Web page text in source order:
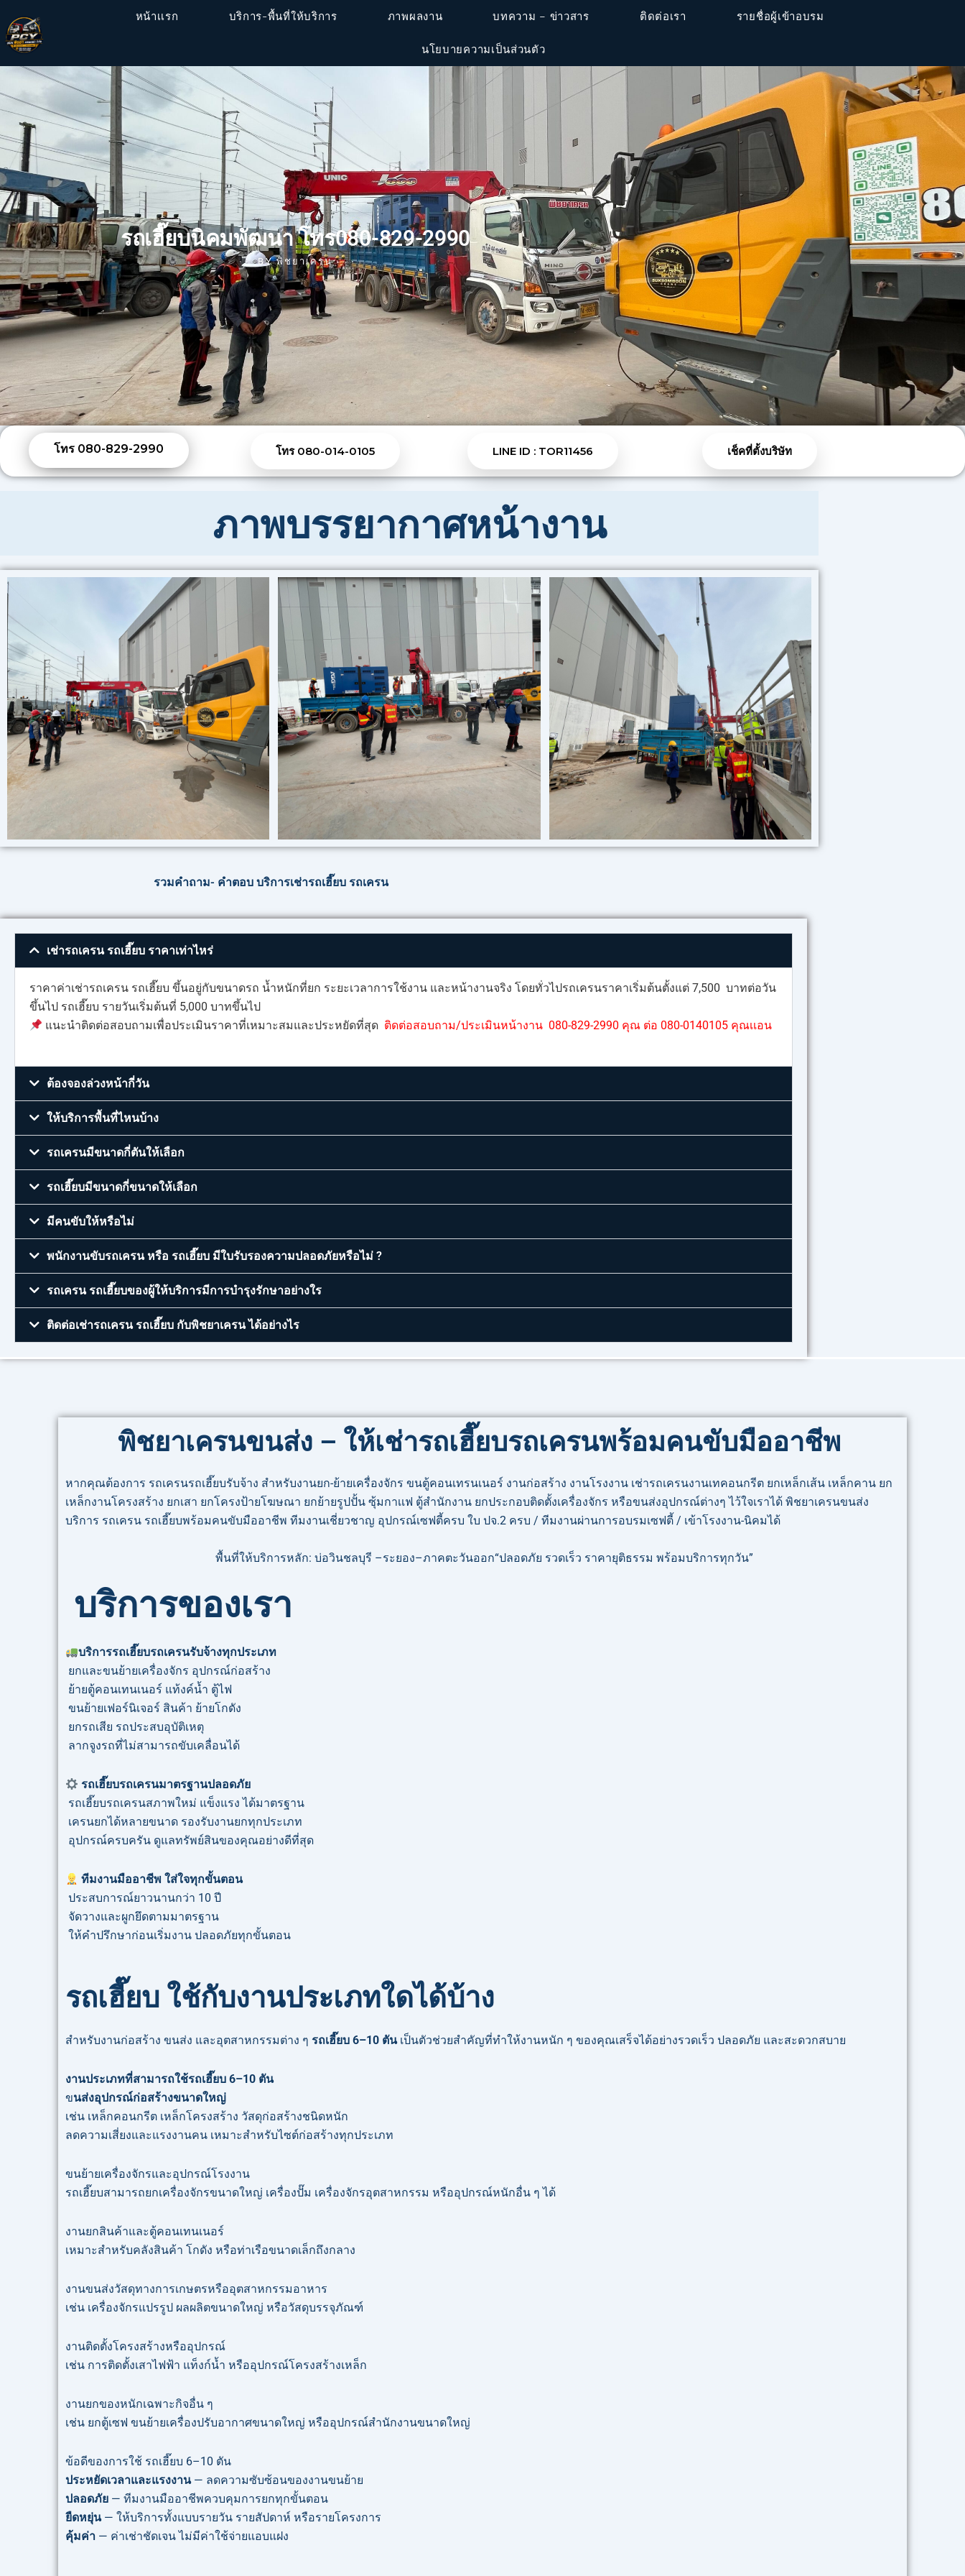
หน้าเเรก บริการ-พื้นที่ให้บริการ ภาพผลงาน บทความ – ข่าวสาร ติดต่อเรา รายชื่อผู้เข้าอบรม
นโยบายความเป็นส่วนตัว
รถเฮี๊ยบนิคมพัฒนา โทร080-829-2990
BYพิชยาเครน
โทร 080-829-2990 โทร 080-014-0105 LINE ID : TOR11456 เช็คที่ตั้งบริษัท
ภาพบรรยากาศหน้างาน
รวมคำถาม- คำตอบ บริการเช่ารถเฮี๊ยบ รถเครน
เช่ารถเครน รถเฮี๊ยบ ราคาเท่าไหร่
ราคาค่าเช่ารถเครน รถเฮี๊ยบ ขึ้นอยู่กับขนาดรถ น้ำหนักที่ยก ระยะเวลาการใช้งาน และหน้างานจริง โดยทั่วไปรถเครนราคาเริ่มต้นตั้งแต่ 7,500 บาทต่อวัน
ขึ้นไป รถเฮี๊ยบ รายวันเริ่มต้นที่ 5,000 บาทขึ้นไป
แนะนำติดต่อสอบถามเพื่อประเมินราคาที่เหมาะสมและประหยัดที่สุด ติดต่อสอบถาม/ประเมินหน้างาน 080-829-2990 คุณ ต่อ 080-0140105 คุณเเอน
ต้องจองล่วงหน้ากี่วัน
ให้บริการพื้นที่ไหนบ้าง
รถเครนมีขนาดกี่ตันให้เลือก
รถเฮี๊ยบมีขนาดกี่ขนาดให้เลือก
มีคนขับให้หรือไม่
พนักงานขับรถเครน หรือ รถเฮี๊ยบ มีใบรับรองความปลอดภัยหรือไม่ ?
รถเครน รถเฮี๊ยบของผู้ให้บริการมีการบำรุงรักษาอย่างใร
ติดต่อเช่ารถเครน รถเฮี๊ยบ กับพิชยาเครน ได้อย่างไร
พิชยาเครนขนส่ง – ให้เช่ารถเฮี๊ยบรถเครนพร้อมคนขับมืออาชีพ
หากคุณต้องการ รถเครนรถเฮี๊ยบรับจ้าง สำหรับงานยก-ย้ายเครื่องจักร ขนตู้คอนเทรนเนอร์ งานก่อสร้าง งานโรงงาน เช่ารถเครนงานเทคอนกรีต ยกเหล็กเส้น เหล็กคาน ยก
เหล็กงานโครงสร้าง ยกเสา ยกโครงป้ายโฆษณา ยกย้ายรูปปั้น ซุ้มกาเเฟ ตู้สำนักงาน ยกประกอบติดตั้งเครื่องจักร หรือขนส่งอุปกรณ์ต่างๆ ไว้ใจเราได้ พิชยาเครนขนส่ง
บริการ รถเครน รถเฮี๊ยบพร้อมคนขับมืออาชีพ ทีมงานเชี่ยวชาญ อุปกรณ์เซฟตี้ครบ ใบ ปจ.2 ครบ / ทีมงานผ่านการอบรมเซฟตี้ / เข้าโรงงาน-นิคมได้
พื้นที่ให้บริการหลัก: บ่อวินชลบุรี –ระยอง–ภาคตะวันออก“ปลอดภัย รวดเร็ว ราคายุติธรรม พร้อมบริการทุกวัน”
บริการของเรา
บริการรถเฮี๊ยบรถเครนรับจ้างทุกประเภท
ยกและขนย้ายเครื่องจักร อุปกรณ์ก่อสร้าง
ย้ายตู้คอนเทนเนอร์ แท้งค์น้ำ ตู้ไฟ
ขนย้ายเฟอร์นิเจอร์ สินค้า ย้ายโกดัง
ยกรถเสีย รถประสบอุบัติเหตุ
ลากจูงรถที่ไม่สามารถขับเคลื่อนได้
รถเฮี๊ยบรถเครนมาตรฐานปลอดภัย
รถเฮี๊ยบรถเครนสภาพใหม่ แข็งแรง ได้มาตรฐาน
เครนยกได้หลายขนาด รองรับงานยกทุกประเภท
อุปกรณ์ครบครัน ดูแลทรัพย์สินของคุณอย่างดีที่สุด
ทีมงานมืออาชีพ ใส่ใจทุกขั้นตอน
ประสบการณ์ยาวนานกว่า 10 ปี
จัดวางและผูกยึดตามมาตรฐาน
ให้คำปรึกษาก่อนเริ่มงาน ปลอดภัยทุกขั้นตอน
รถเฮี๊ยบ ใช้กับงานประเภทใดได้บ้าง
สำหรับงานก่อสร้าง ขนส่ง และอุตสาหกรรมต่าง ๆ รถเฮี๊ยบ 6–10 ตันเป็นตัวช่วยสำคัญที่ทำให้งานหนัก ๆ ของคุณเสร็จได้อย่างรวดเร็ว ปลอดภัย และสะดวกสบาย
งานประเภทที่สามารถใช้รถเฮี๊ยบ 6–10 ตัน
ขนส่งอุปกรณ์ก่อสร้างขนาดใหญ่
เช่น เหล็กคอนกรีต เหล็กโครงสร้าง วัสดุก่อสร้างชนิดหนัก
ลดความเสี่ยงและแรงงานคน เหมาะสำหรับไซต์ก่อสร้างทุกประเภท
ขนย้ายเครื่องจักรและอุปกรณ์โรงงาน
รถเฮี๊ยบสามารถยกเครื่องจักรขนาดใหญ่ เครื่องปั๊ม เครื่องจักรอุตสาหกรรม หรืออุปกรณ์หนักอื่น ๆ ได้
งานยกสินค้าและตู้คอนเทนเนอร์
เหมาะสำหรับคลังสินค้า โกดัง หรือท่าเรือขนาดเล็กถึงกลาง
งานขนส่งวัสดุทางการเกษตรหรืออุตสาหกรรมอาหาร
เช่น เครื่องจักรแปรรูป ผลผลิตขนาดใหญ่ หรือวัสดุบรรจุภัณฑ์
งานติดตั้งโครงสร้างหรืออุปกรณ์
เช่น การติดตั้งเสาไฟฟ้า แท็งก์น้ำ หรืออุปกรณ์โครงสร้างเหล็ก
งานยกของหนักเฉพาะกิจอื่น ๆ
เช่น ยกตู้เซฟ ขนย้ายเครื่องปรับอากาศขนาดใหญ่ หรืออุปกรณ์สำนักงานขนาดใหญ่
ข้อดีของการใช้ รถเฮี๊ยบ 6–10 ตัน
ประหยัดเวลาและแรงงาน— ลดความซับซ้อนของงานขนย้าย
ปลอดภัย — ทีมงานมืออาชีพควบคุมการยกทุกขั้นตอน
ยืดหยุ่น— ให้บริการทั้งแบบรายวัน รายสัปดาห์ หรือรายโครงการ
คุ้มค่า — ค่าเช่าชัดเจน ไม่มีค่าใช้จ่ายแอบแฝง